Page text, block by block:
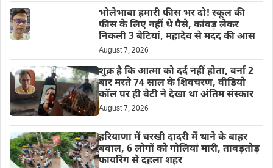
भोलेभाबा हमारी फीस भर दो! स्कूल की
फीस के लिए नहीं थे पैसे, कांवड़ लेकर
निकली 3 बेटियां, महादेव से मदद की आस
August 7, 2026
शुक्र है कि आत्मा को दर्द नहीं होता, वर्ना 2
बार मरते 74 साल के शिवचरण, वीडियो
कॉल पर ही बेटी ने देखा था अंतिम संस्कार
August 7, 2026
हरियाणा में चरखी दादरी में थाने के बाहर
बवाल, 6 लोगों को गोलियां मारी, ताबड़तोड़
फायरिंग से दहला शहर